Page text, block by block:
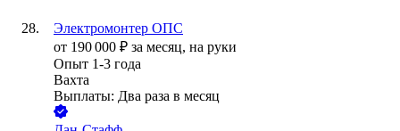
Электромонтер ОПС
от 190 000 ₽ за месяц, на руки
Опыт 1-3 года
Вахта
Выплаты: Два раза в месяц